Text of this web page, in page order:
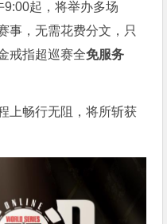
9:00起，将举办多场
事，无需花费分文，只
戒指超巡赛全免服务
上畅行无阻，将所斩获